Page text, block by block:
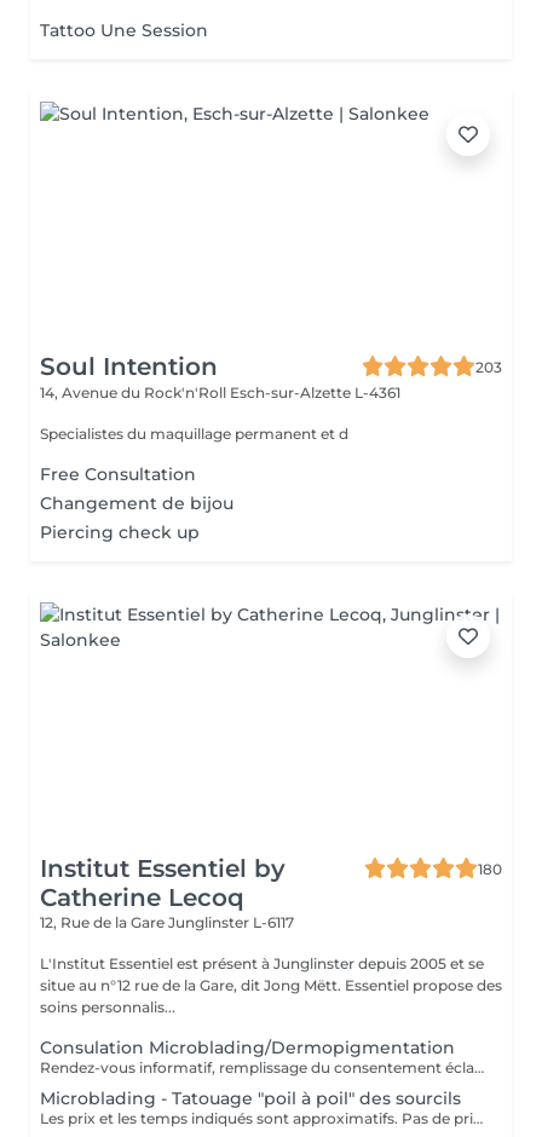
Tattoo Une Session
Soul Intention
203
14, Avenue du Rock'n'Roll Esch-sur-Alzette L-4361
Specialistes du maquillage permanent et d
Free Consultation
Changement de bijou
Piercing check up
Institut Essentiel by
Catherine Lecoq
180
12, Rue de la Gare Junglinster L-6117
L'Institut Essentiel est présent à Junglinster depuis 2005 et se
situe au n°12 rue de la Gare, dit Jong Mëtt. Essentiel propose des
soins personnalis...
Consulation Microblading/Dermopigmentation
Rendez-vous informatif, remplissage du consentement éclairé pour la réalisation d'un acte de tatouage. Évaluation du tatouage à réaliser, choix de la technique la mieux adaptée. La consultation est considérée comme un acompte si prise de rendez-vous pour le tatouage endéans les 15 jours.
Microblading - Tatouage "poil à poil" des sourcils
Les prix et les temps indiqués sont approximatifs. Pas de prise de rendez-vous sans consultation préalable. Réservable en ligne ou par téléphone.